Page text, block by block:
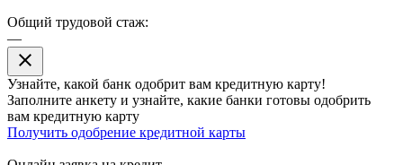
Общий трудовой стаж:
—
close
Узнайте, какой банк одобрит вам кредитную карту!
Заполните анкету и узнайте, какие банки готовы одобрить
вам кредитную карту
Получить одобрение кредитной карты